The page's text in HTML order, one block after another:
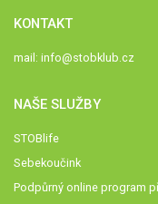
KONTAKT
mail: info@stobklub.cz
NAŠE SLUŽBY
STOBlife
Sebekoučink
Podpůrný online program